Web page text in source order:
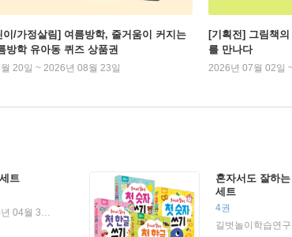
이/가정살림] 여름방학, 줄거움이 커지는
방학 유아동 퀴즈 상품권
20일 ~ 2026년 08월 23일
[기획전] 그림책
를 만나다
2026년 07월 02일
트
04월 30일
혼자서도 잘하
세트
4권
길벗놀이학습연